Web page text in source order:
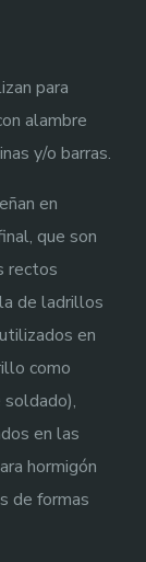
para
alambre
y/o barras.
en
que son
rectos
de ladrillos
en
como
en las
hormigón
de formas